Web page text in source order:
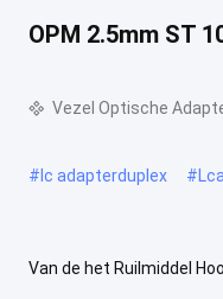
OPM 2.5mm ST
Vezel Optische
#lc adapterduplex #
Van de het Ruilmiddel